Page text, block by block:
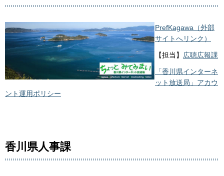
PrefKagawa（外部
サイトへリンク）
【担当】 広聴広報課
「香川県インターネ
ット放送局」アカウ
ント運用ポリシー
香川県人事課